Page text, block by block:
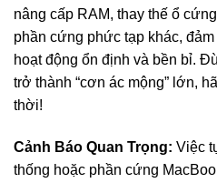
nâng cấp RAM, thay thế ổ
phần cứng phức tạp khác,
hoạt động ổn định và bền bỉ.
trở thành “cơn ác mộng” lớn,
thời!
Cảnh Báo Quan Trọng: Việc
thống hoặc phần cứng